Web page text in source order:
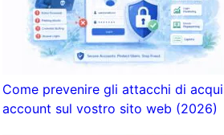
Come prevenire gli attacchi di
account sul vostro sito web (2026)